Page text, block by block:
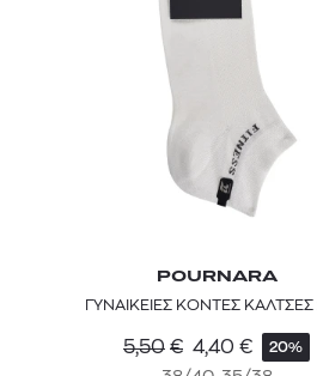
POURNARA
ΓΥΝΑΙΚΕΙΕΣ ΚΟΝΤΕΣ
5,50 € 4,40 € 20%